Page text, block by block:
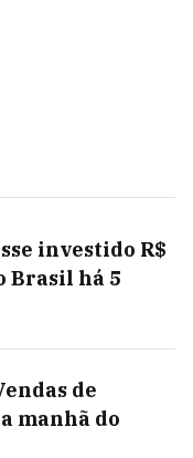
investido R$
Brasil há 5
de
manhã do